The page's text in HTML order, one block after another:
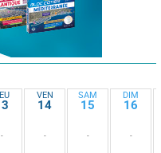
-
VEN
14
-
SAM
15
-
DIM
16
-